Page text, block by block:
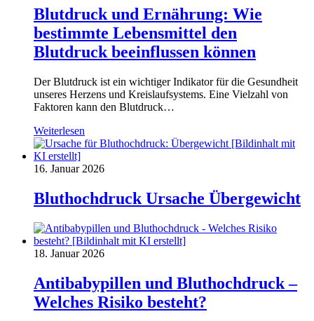
Blutdruck und Ernährung: Wie
bestimmte Lebensmittel den
Blutdruck beeinflussen können
Der Blutdruck ist ein wichtiger Indikator für die Gesundheit
unseres Herzens und Kreislaufsystems. Eine Vielzahl von
Faktoren kann den Blutdruck…
Weiterlesen
16. Januar 2026
Bluthochdruck Ursache Übergewicht
18. Januar 2026
Antibabypillen und Bluthochdruck –
Welches Risiko besteht?